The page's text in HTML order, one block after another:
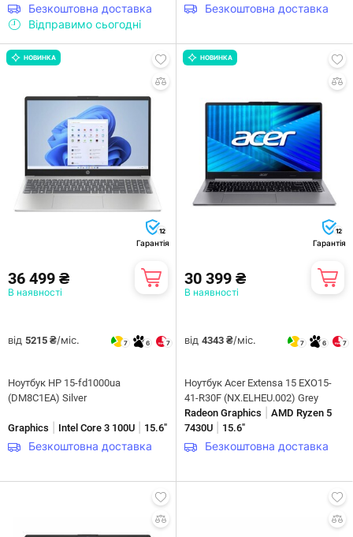
Безкоштовна доставка
Відправимо сьогодні
Безкоштовна доставка
НОВИНКА
12
Гарантія
36 499 ₴
В наявності
від 5215 ₴/міс. 7 6 7
Ноутбук HP 15-fd1000ua
(DM8C1EA) Silver
Graphics Intel Core 3 100U 15.6"
Безкоштовна доставка
НОВИНКА
12
Гарантія
30 399 ₴
В наявності
від 4343 ₴/міс. 7 6 7
Ноутбук Acer Extensa 15 EXO15-
41-R30F (NX.ELHEU.002) Grey
Radeon Graphics
AMD Ryzen 5
7430U
15.6"
Безкоштовна доставка